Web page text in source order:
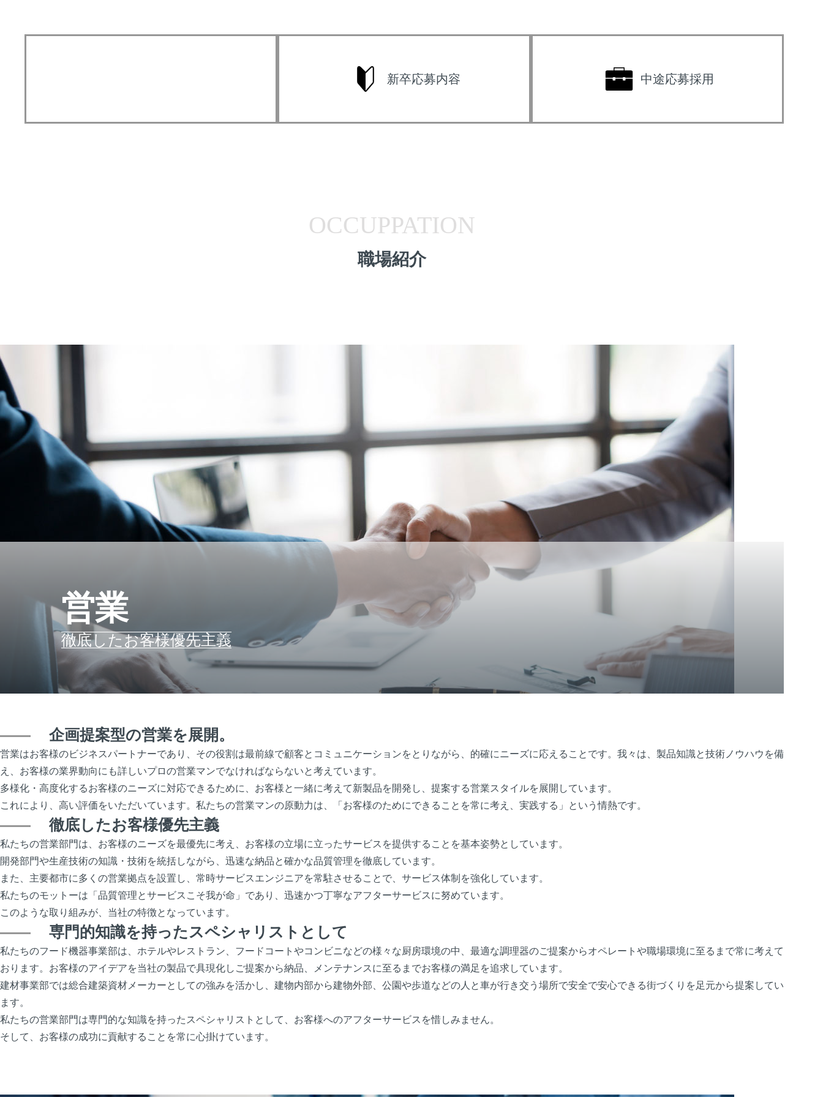
新卒応募内容 中途応募採用
職場紹介
OCCUPPATION
営業
徹底したお客様優先主義
企画提案型の営業を展開。
営業はお客様のビジネスパートナーであり、その役割は最前線で顧客とコミュニケーションをとりながら、的確にニーズに応えることです。我々は、製品知識と技術ノウハウを備
え、お客様の業界動向にも詳しいプロの営業マンでなければならないと考えています。
多様化・高度化するお客様のニーズに対応できるために、お客様と一緒に考えて新製品を開発し、提案する営業スタイルを展開しています。
これにより、高い評価をいただいています。私たちの営業マンの原動力は、「お客様のためにできることを常に考え、実践する」という情熱です。
徹底したお客様優先主義
私たちの営業部門は、お客様のニーズを最優先に考え、お客様の立場に立ったサービスを提供することを基本姿勢としています。
開発部門や生産技術の知識・技術を統括しながら、迅速な納品と確かな品質管理を徹底しています。
また、主要都市に多くの営業拠点を設置し、常時サービスエンジニアを常駐させることで、サービス体制を強化しています。
私たちのモットーは「品質管理とサービスこそ我が命」であり、迅速かつ丁寧なアフターサービスに努めています。
このような取り組みが、当社の特徴となっています。
専門的知識を持ったスペシャリストとして
私たちのフード機器事業部は、ホテルやレストラン、フードコートやコンビニなどの様々な厨房環境の中、最適な調理器のご提案からオペレートや職場環境に至るまで常に考えて
おります。お客様のアイデアを当社の製品で具現化しご提案から納品、メンテナンスに至るまでお客様の満足を追求しています。
建材事業部では総合建築資材メーカーとしての強みを活かし、建物内部から建物外部、公園や歩道などの人と車が行き交う場所で安全で安心できる街づくりを足元から提案してい
ます。
私たちの営業部門は専門的な知識を持ったスペシャリストとして、お客様へのアフターサービスを惜しみません。
そして、お客様の成功に貢献することを常に心掛けています。